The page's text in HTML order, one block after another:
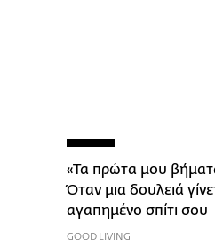
«Τα πρώτα μου
Όταν μια δουλειά
αγαπημένο σπίτι σου
GOOD LIVING